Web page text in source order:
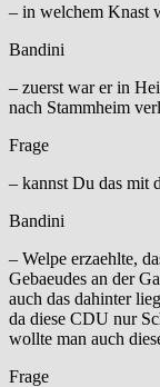
– in welchem Knast
Bandini
– zuerst war er in
nach Stammheim
Frage
– kannst Du das mit
Bandini
– Welpe erzaehlte,
Gebaeudes an der
auch das dahinter
da diese CDU nur
wollte man auch
Frage